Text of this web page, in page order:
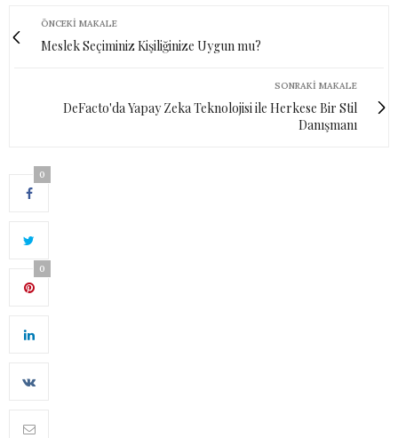
ÖNCEKI MAKALE
Meslek Seçiminiz Kişiliğinize Uygun mu?
SONRAKI MAKALE
DeFacto'da Yapay Zeka Teknolojisi ile Herkese Bir Stil
Danışmanı
0
0